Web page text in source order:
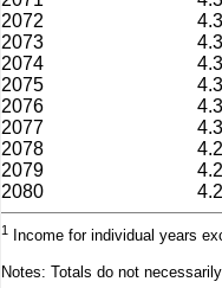
2072
2073
2074
2075
2076
2077
2078
2079
2080
1 Income for individual years
Notes: Totals do not